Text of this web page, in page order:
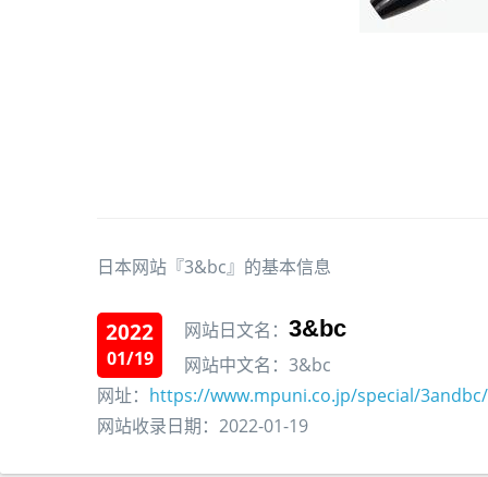
日本网站『3&bc』的基本信息
2022
01/19
网站日文名：3&bc
网站中文名：3&bc
网址： https://www.mpuni.co.jp/special/3andbc/
网站收录日期：2022-01-19